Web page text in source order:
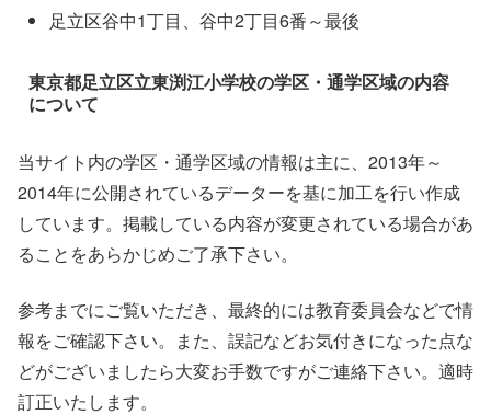
足立区谷中1丁目、谷中2丁目6番～最後
東京都足立区立東渕江小学校の学区・通学区域の内容
について
当サイト内の学区・通学区域の情報は主に、2013年～
2014年に公開されているデーターを基に加工を行い作成
しています。掲載している内容が変更されている場合があ
ることをあらかじめご了承下さい。
参考までにご覧いただき、最終的には教育委員会などで情
報をご確認下さい。また、誤記などお気付きになった点な
どがございましたら大変お手数ですがご連絡下さい。適時
訂正いたします。